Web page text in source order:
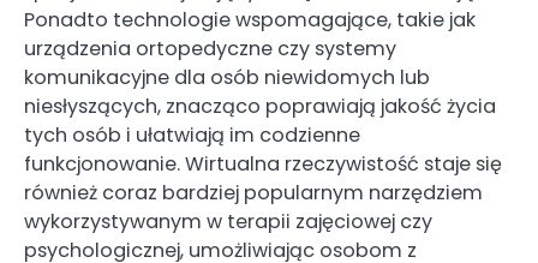
Ponadto technologie wspomagające, takie jak
urządzenia ortopedyczne czy systemy
komunikacyjne dla osób niewidomych lub
niesłyszących, znacząco poprawiają jakość życia
tych osób i ułatwiają im codzienne
funkcjonowanie. Wirtualna rzeczywistość staje się
również coraz bardziej popularnym narzędziem
wykorzystywanym w terapii zajęciowej czy
psychologicznej, umożliwiając osobom z